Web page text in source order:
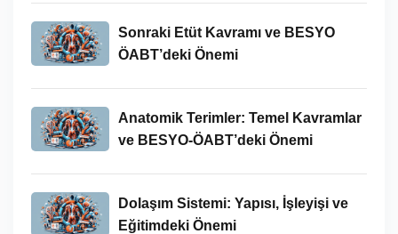
Sonraki Etüt Kavramı ve BESYO
ÖABT’deki Önemi
Anatomik Terimler: Temel Kavramlar
ve BESYO-ÖABT’deki Önemi
Dolaşım Sistemi: Yapısı, İşleyişi ve
Eğitimdeki Önemi